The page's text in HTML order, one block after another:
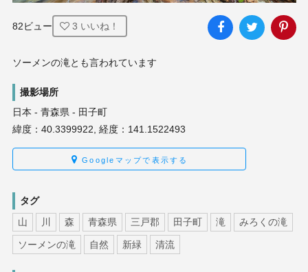
82ビュー 3 いいね！
ソーメンの滝とも言われています
撮影場所
日本 - 青森県 - 田子町
緯度：40.3399922, 経度：141.1522493
Googleマップで表示する
タグ
山
川 森 青森県 三戸郡 田子町 滝 みろくの滝
ソーメンの滝 自然 新緑 清流